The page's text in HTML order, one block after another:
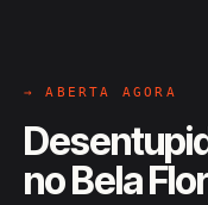
→ ABERTA AGORA
no Bela